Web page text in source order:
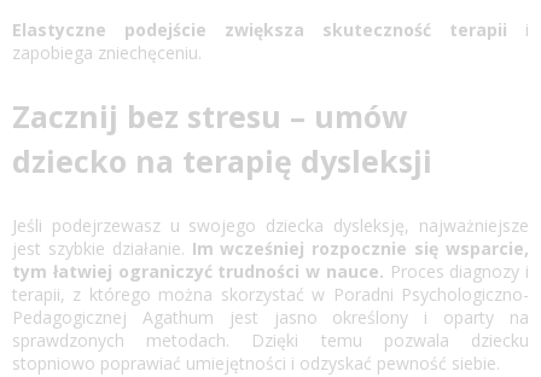
Elastyczne podejście zwiększa skuteczność terapii i
zapobiega zniechęceniu.
Zacznij bez stresu – umów
dziecko na terapię dysleksji
Jeśli podejrzewasz u swojego dziecka dysleksję, najważniejsze
jest szybkie działanie. Im wcześniej rozpocznie się wsparcie,
tym łatwiej ograniczyć trudności w nauce. Proces diagnozy i
terapii, z którego można skorzystać w Poradni Psychologiczno-
Pedagogicznej Agathum jest jasno określony i oparty na
sprawdzonych metodach. Dzięki temu pozwala dziecku
stopniowo poprawiać umiejętności i odzyskać pewność siebie.